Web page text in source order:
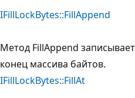
IFillLockBytes::FillAppend
Метод FillAppend
конец массива байтов.
IFillLockBytes::FillAt